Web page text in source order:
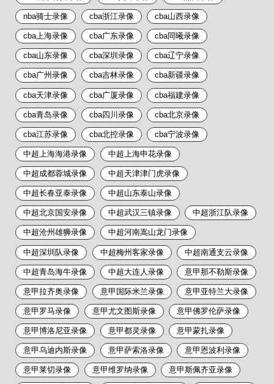
nba骑士录像 cba浙江录像 cba山西录像
cba上海录像 cba广东录像 cba同曦录像
cba山东录像 cba深圳录像 cba辽宁录像
cba广州录像 cba吉林录像 cba新疆录像
cba天津录像 cba广厦录像 cba福建录像
cba青岛录像 cba四川录像 cba北京录像
cba江苏录像 cba北控录像 cba宁波录像
中超上海海港录像 中超上海申花录像
中超成都蓉城录像 中超天津津门虎录像
中超长春亚泰录像 中超山东泰山录像
中超北京国安录像 中超武汉三镇录像 中超浙江队录像
中超沧州雄狮录像 中超河南嵩山龙门录像
中超深圳队录像 中超梅州客家录像 中超南通支云录像
中超青岛海牛录像 中超大连人录像 意甲那不勒斯录像
意甲拉齐奥录像 意甲国际米兰录像 意甲亚特兰大录像
意甲罗马录像 意甲尤文图斯录像 意甲佛罗伦萨录像
意甲博洛尼亚录像 意甲都灵录像 意甲蒙扎录像
意甲乌迪内斯录像 意甲萨索洛录像 意甲恩波利录像
意甲莱切录像 意甲维罗纳录像 意甲斯佩齐亚录像